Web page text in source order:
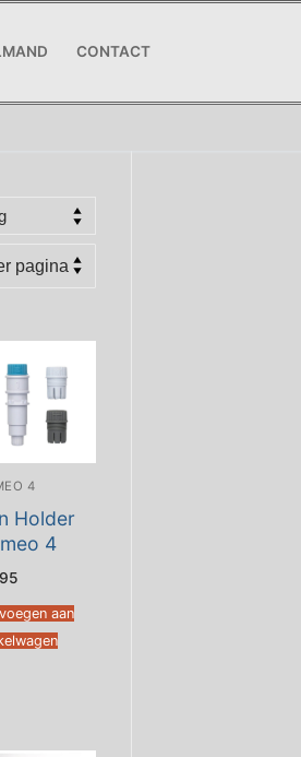
CONTACT
4
Holder
4
aan